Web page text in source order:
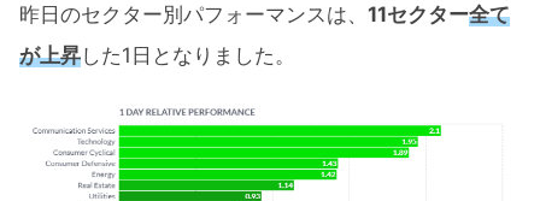
昨日のセクター別パフォーマンスは、 11セクター全て
が上昇した1日となりました。